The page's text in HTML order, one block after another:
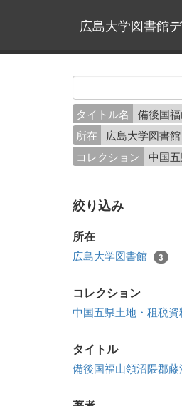
広島大学図書館
タイトル名
備後国
所在
広島大学図書館
コレクション
中国
絞り込み
所在
広島大学図書館 3
コレクション
中国五県土地・租税
タイトル
備後国福山領沼隈郡